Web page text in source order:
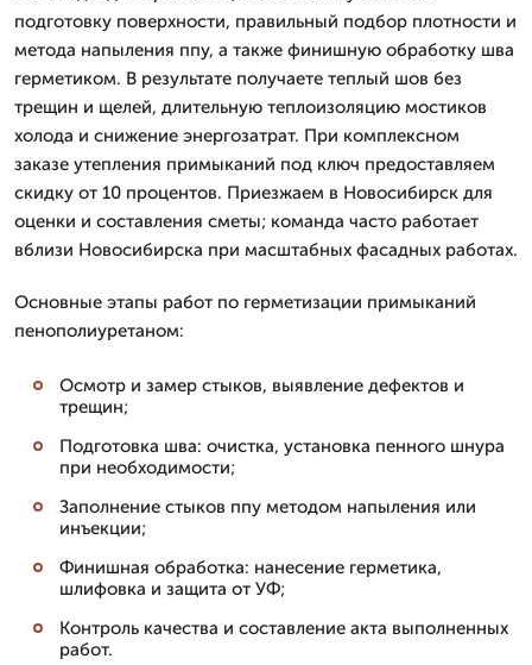
подготовку поверхности, правильный подбор плотности и
метода напыления ппу, а также финишную обработку шва
герметиком. В результате получаете теплый шов без
трещин и щелей, длительную теплоизоляцию мостиков
холода и снижение энергозатрат. При комплексном
заказе утепления примыканий под ключ предоставляем
скидку от 10 процентов. Приезжаем в Новосибирск для
оценки и составления сметы; команда часто работает
вблизи Новосибирска при масштабных фасадных работах.
Основные этапы работ по герметизации примыканий
пенополиуретаном:
Осмотр и замер стыков, выявление дефектов и
трещин;
Подготовка шва: очистка, установка пенного шнура
при необходимости;
Заполнение стыков ппу методом напыления или
инъекции;
Финишная обработка: нанесение герметика,
шлифовка и защита от УФ;
Контроль качества и составление акта выполненных
работ.